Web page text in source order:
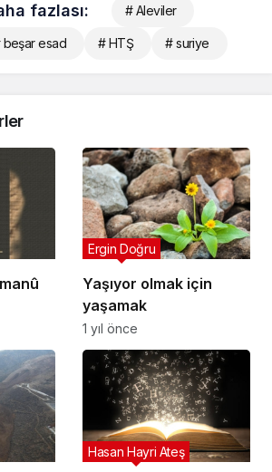
fazlası: # Aleviler
beşar esad # HTŞ # suriye
Yaşıyor olmak için
yaşamak
Ergin Doğru
1 yıl önce
Hasan Hayri Ateş